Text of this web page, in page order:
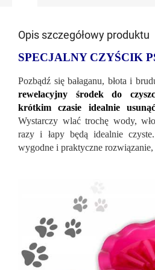
Opis szczegółowy produktu
SPECJALNY CZYŚCIK
Pozbądź się bałaganu, błota i
rewelacyjny środek do
krótkim czasie idealnie
Wystarczy wlać trochę wody,
razy i łapy będą idealnie
wygodne i praktyczne